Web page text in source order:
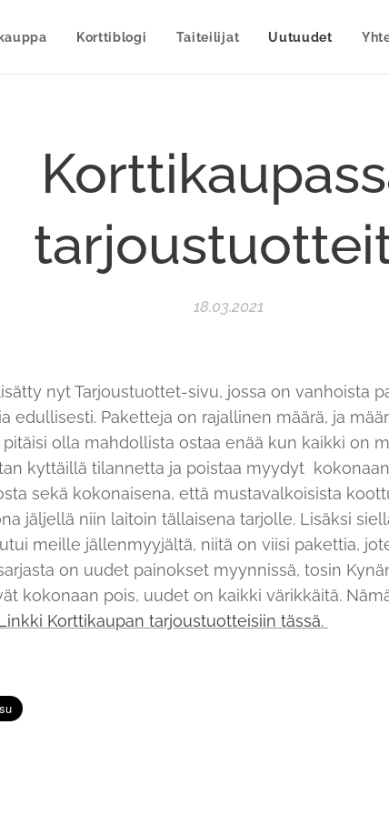
Korttiblogi Taiteilijat Uutuudet
18.03.2021
nyt Tarjoustuottet-sivu, jossa on vanhoista
edullisesti. Paketteja on rajallinen määrä, ja
olla mahdollista ostaa enää kun kaikki on
kyttäillä tilannetta ja poistaa myydyt
sekä kokonaisena, että mustavalkoisista
jäljellä niin laitoin tällaisena tarjolle. Lisäksi
meille jällenmyyjältä, niitä on viisi pakettia,
on uudet painokset myynnissä, tosin
kokonaan pois, uudet on kaikki värikkäitä.
Korttikaupan tarjoustuotteisiin tässä.